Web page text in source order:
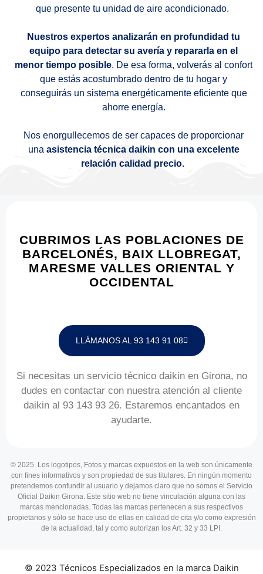
que presente tu unidad de aire acondicionado.
Nuestros expertos analizarán en profundidad tu
equipo para detectar su avería y repararla en el
menor tiempo posible. De esa forma, volverás al confort
que estás acostumbrado dentro de tu hogar y
conseguirás un sistema energéticamente eficiente que
ahorre energía.
Nos enorgullecemos de ser capaces de proporcionar
una asistencia técnica daikin con una excelente
relación calidad precio.
CUBRIMOS LAS POBLACIONES DE
BARCELONÉS, BAIX LLOBREGAT,
MARESME VALLES ORIENTAL Y
OCCIDENTAL
LLÁMANOS AL 93 143 91 08
Si necesitas un servicio técnico daikin en Girona, no
dudes en contactar con nuestra atención al cliente
daikin al 93 143 93 26. Estaremos encantados en
ayudarte.
© 2025 Los logotipos, Fotos y marcas expuestos en la web son únicamente
con fines informativos y son propiedad de sus titulares. En ningún momento
pretendemos confundir al usuario y dejamos claro que no somos el Servicio
Oficial Daikin Girona. Este sitio web no tiene vinculación alguna con las
marcas mencionadas. Todas las marcas pertenecen a sus respectivos
propietarios y sólo se hace uso de ellas en calidad de cita y/o como expresión
de la actualidad, tal y como autorizan los Art. 32 y 33 LPI.
© 2023 Técnicos Especializados en la marca Daikin